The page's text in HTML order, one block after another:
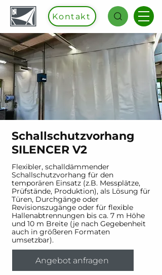
Kontakt
Schallschutzvorhang
SILENCER V2
Flexibler, schalldämmender
Schallschutzvorhang für den
temporären Einsatz (z.B. Messplätze,
Prüfstände, Produktion), als Lösung für
Türen, Durchgänge oder
Revisionszugänge oder für flexible
Hallenabtrennungen bis ca. 7 m Höhe
und 10 m Breite (je nach Gegebenheit
auch in größeren Formaten
umsetzbar).
Angebot anfragen